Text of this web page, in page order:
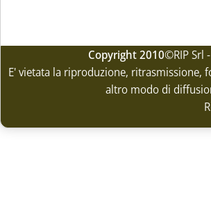
Copyright 2010©RIP Srl -
E' vietata la riproduzione, ritrasmissione,
altro modo di